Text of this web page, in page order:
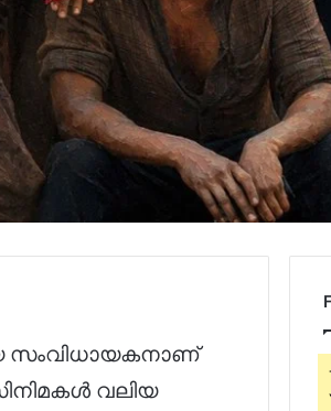
സംവിധായകനാണ്
വലിയ